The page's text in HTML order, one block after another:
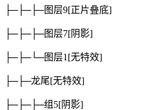
├─├─├─图层9[正片叠底]
├─├─├─图层7[阴影]
├─├─└─图层1 [无特效]
├─├─龙尾[无特效]
├─├─├─组5[阴影]